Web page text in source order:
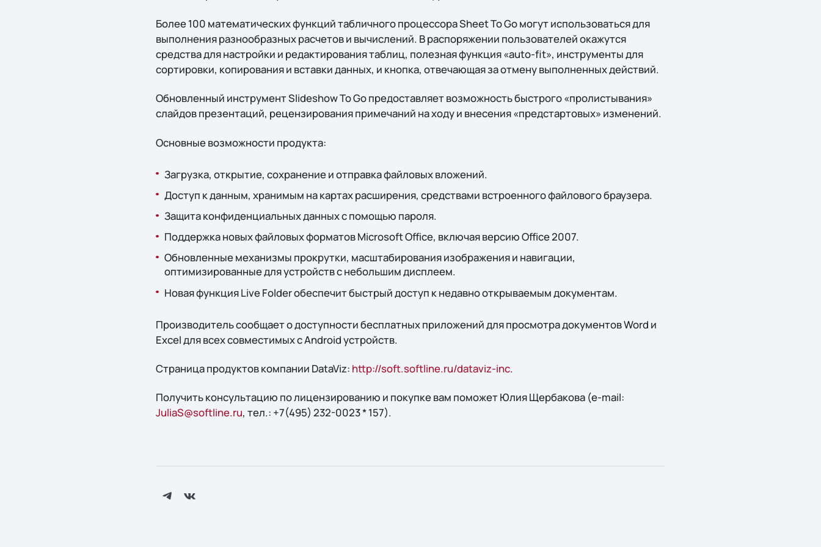
Более 100 математических функций табличного процессора Sheet To Go могут использоваться для
выполнения разнообразных расчетов и вычислений. В распоряжении пользователей окажутся
средства для настройки и редактирования таблиц, полезная функция «auto-fit», инструменты для
сортировки, копирования и вставки данных, и кнопка, отвечающая за отмену выполненных действий.
Обновленный инструмент Slideshow To Go предоставляет возможность быстрого «пролистывания»
слайдов презентаций, рецензирования примечаний на ходу и внесения «предстартовых» изменений.
Основные возможности продукта:
Загрузка, открытие, сохранение и отправка файловых вложений.
Доступ к данным, хранимым на картах расширения, средствами встроенного файлового браузера.
Защита конфиденциальных данных с помощью пароля.
Поддержка новых файловых форматов Microsoft Office, включая версию Office 2007.
Обновленные механизмы прокрутки, масштабирования изображения и навигации,
оптимизированные для устройств с небольшим дисплеем.
Новая функция Live Folder обеспечит быстрый доступ к недавно открываемым документам.
Производитель сообщает о доступности бесплатных приложений для просмотра документов Word и
Excel для всех совместимых с Android устройств.
Страница продуктов компании DataViz: http://soft.softline.ru/dataviz-inc.
Получить конcультацию по лицензированию и покупке вам поможет Юлия Щербакова (e-mail:
JuliaS@softline.ru, тел.: +7(495) 232-0023 * 157).